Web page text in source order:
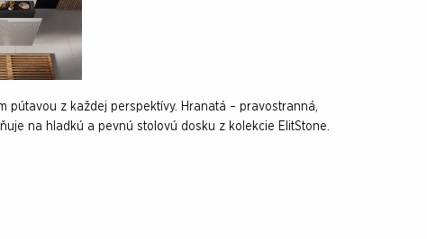
pútavou z každej perspektívy. Hranatá – pravostranná,
na hladkú a pevnú stolovú dosku z kolekcie ElitStone.